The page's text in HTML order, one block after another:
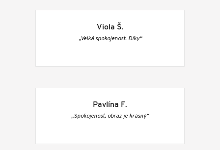
Viola Š.
„Velká spokojenost. Díky“
Pavlína F.
„Spokojenost, obraz je krásný“